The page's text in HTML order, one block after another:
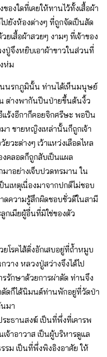
องใดที่เคยให้ทานไว้ทั้งเสื้อผ้า
ยังห้องต่างๆ ที่ถูกจัดเป็นสัด
ยเสื้อผ้าสวยๆ งามๆ ที่เจ้าของ
ปู่จึงหยิบเอาผ้าขาวในส่วนที่
ห่ม
นนรกภูมินั้น ท่านได้เห็นมนุษย์
ต่างพากันปีนป่ายขึ้นต้นงิ้ว
ร้งอีกาก็คอยจิกศรีษะ พอปีน
ชายหญิงเหล่านั้นก็ถูกเจ้า
วะต่างๆ เว้าแหว่งเลือดไหล
คลอดก็ถูกสับเป็นแผล
มาอย่างเจ็บปวดทรมาน ใน
เหตุเนื่องมาจากปกติไม่ชอบ
ดความรู้สึกผิดชอบชั่วดีในสามี
กเมียผู้อื่นที่มิใช่ของตัว
รคไส้ติ่งอักเสบอยู่ที่ถ้ำหมูบ
กวาง หลวงปู่สว่างจึงได้ไป
รักษาด้วยการผ่าตัด ท่านจึง
ดก็ได้นิมนต์ท่านพักอยู่ที่วัดป่า
มา
ะธานสงฆ์ เป็นที่พึ่งที่เคารพ
จ้าอาวาส เป็นผู้บริหารดูแล
รม เป็นที่พึ่งพิงอิงอาศัย ให้